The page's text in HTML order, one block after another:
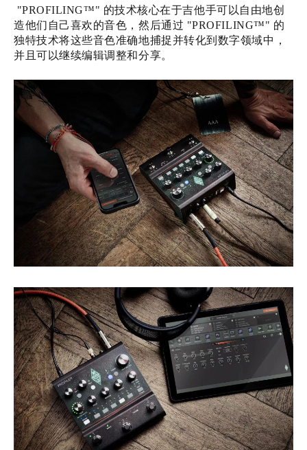
"PROFILING™" 的技术核心在于吉他手可以自由地创
造他们自己喜欢的音色，然后通过 "PROFILING™" 的
独特技术将这些音色准确地捕捉并转化到数字领域中，
并且可以继续编辑调整和分享。